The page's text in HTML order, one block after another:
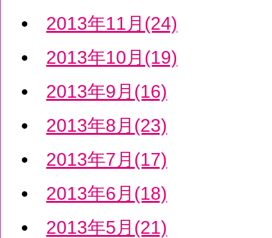
2013年11月(24)
2013年10月(19)
2013年9月(16)
2013年8月(23)
2013年7月(17)
2013年6月(18)
2013年5月(21)